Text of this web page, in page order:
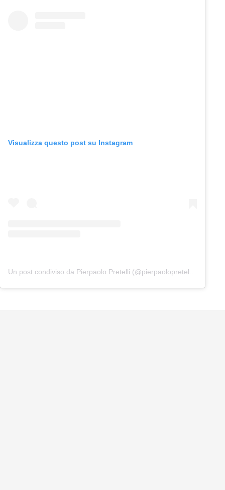
Visualizza questo post su Instagram
Un post condiviso da Pierpaolo Pretelli (@pierpaolopretelliofficial)